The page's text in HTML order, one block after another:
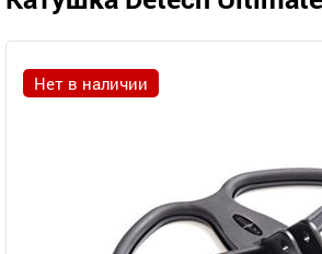
Нет в наличии